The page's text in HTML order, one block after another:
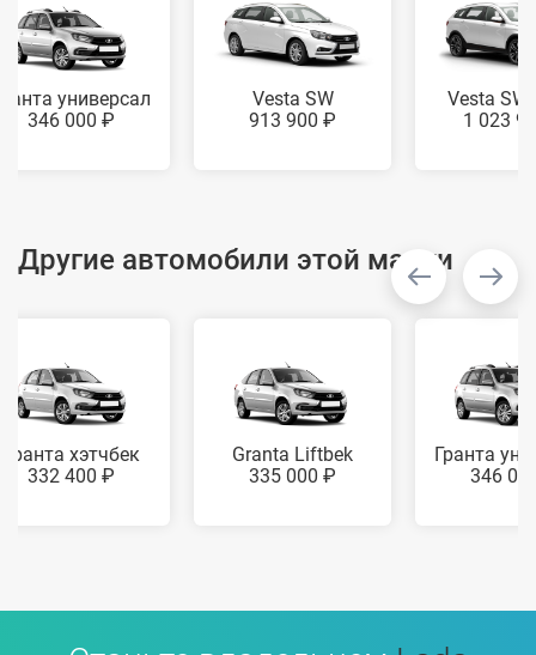
универсал
346 000 ₽
Vesta SW
913 900 ₽
Vesta SW
1 023
Другие автомобили этой марки
Гранта хэтчбек
332 400 ₽
Granta Liftbek
335 000 ₽
Гранта
346